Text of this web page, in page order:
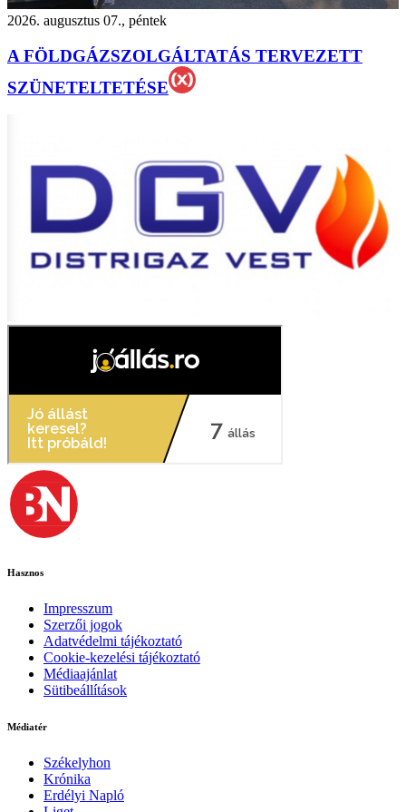
2026. augusztus 07., péntek
A FÖLDGÁZSZOLGÁLTATÁS TERVEZETT
SZÜNETELTETÉSE
Hasznos
Impresszum
Szerzői jogok
Adatvédelmi tájékoztató
Cookie-kezelési tájékoztató
Médiaajánlat
Sütibeállítások
Médiatér
Székelyhon
Krónika
Erdélyi Napló